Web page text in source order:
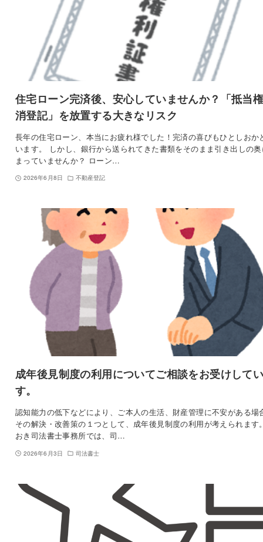
住宅ローン完済後、安心していませんか？「抵当
消登記」を放置する大きなリスク
長年の住宅ローン、本当にお疲れ様でした！完済の喜びもひとしおか
います。 しかし、銀行から送られてきた書類をそのまま引き出しの
まっていませんか？ ローン…
2026年6月8日 不動産登記
成年後見制度の利用についてご相談をお受けして
す。
認知能力の低下などにより、ご本人の生活、財産管理に不安がある場
その解決・改善策の１つとして、成年後見制度の利用が考えられます
おき司法書士事務所では、司…
2026年6月3日 司法書士